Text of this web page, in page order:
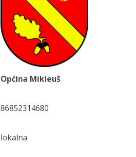
Općina Mikleuš
86852314680
lokalna